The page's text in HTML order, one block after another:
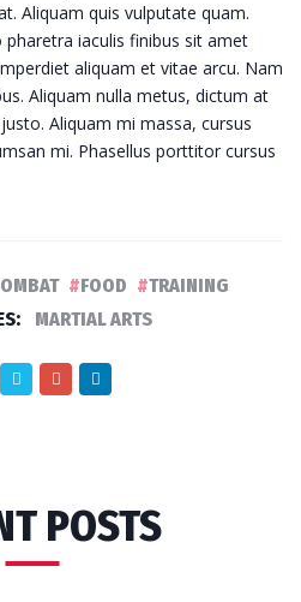
Aliquam quis vulputate quam.
iaculis finibus sit amet
aliquam et vitae arcu. Nam
Aliquam nulla metus, dictum at
Aliquam mi massa, cursus
mi. Phasellus porttitor cursus
FOOD
TRAINING
MARTIAL ARTS
POSTS